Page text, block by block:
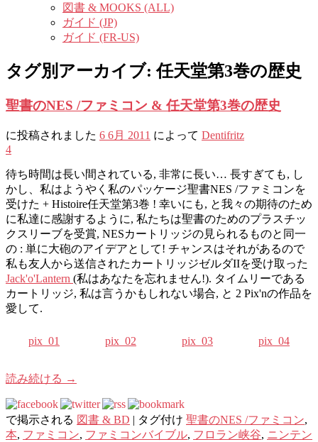
図書 & MOOKS (ALL)
ガイド (JP)
ガイド (FR-US)
タグ別アーカイブ:任天堂第3巻の歴史
聖書のNES /ファミコン & 任天堂第3巻の歴史
に投稿されました 6 6月 2011 によって Dentifritz
4
待ち時間は長い間されている, 非常に長い… 長すぎても, し
かし、私はようやく私のパッケージ聖書NES /ファミコンを
受けた + Histoire任天堂第3巻 ! 幸いにも, と我々の期待のため
に私達に感謝するように, 私たちは聖書のためのプラスチッ
クスリーブを受賞, NESカートリッジの見られるものと同一
の : 単に大砲のアイデアとして! チャンスはそれがあるので
私も友人から送信されたカートリッジゼルダIIを受け取った
Jack'o'Lantern (私はあなたを忘れません!). タイムリーである
カートリッジ, 私は言うかもしれない場合, と 2 Pix'nの作品を
愛して.
pix_01 pix_02 pix_03 pix_04
読み続ける →
で掲示される 図書 & BD | タグ付け 聖書のNES /ファミコン,
本, ファミコン, ファミコンバイブル, フロラン峡谷, ニンテン